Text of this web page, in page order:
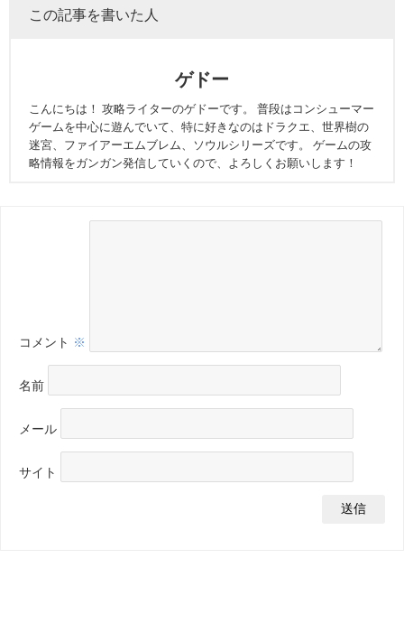
この記事を書いた人
ゲドー
こんにちは！ 攻略ライターのゲドーです。 普段はコンシューマー
ゲームを中心に遊んでいて、特に好きなのはドラクエ、世界樹の
迷宮、ファイアーエムブレム、ソウルシリーズです。 ゲームの攻
略情報をガンガン発信していくので、よろしくお願いします！
コメント ※
名前
メール
サイト